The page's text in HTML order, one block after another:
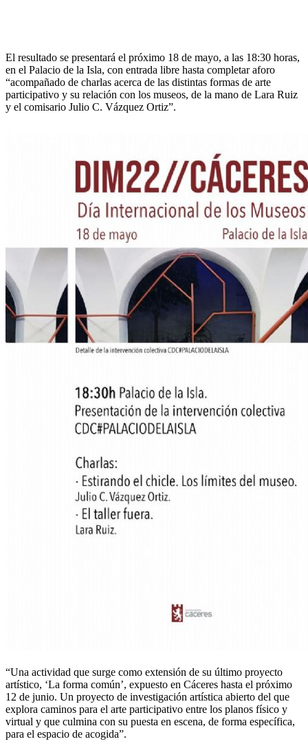
El resultado se presentará el próximo 18 de mayo, a las 18:30 horas,
en el Palacio de la Isla, con entrada libre hasta completar aforo
“acompañado de charlas acerca de las distintas formas de arte
participativo y su relación con los museos, de la mano de Lara Ruiz
y el comisario Julio C. Vázquez Ortiz”.
“Una actividad que surge como extensión de su último proyecto
artístico, ‘La forma común’, expuesto en Cáceres hasta el próximo
12 de junio. Un proyecto de investigación artística abierto del que
explora caminos para el arte participativo entre los planos físico y
virtual y que culmina con su puesta en escena, de forma específica,
para el espacio de acogida”.